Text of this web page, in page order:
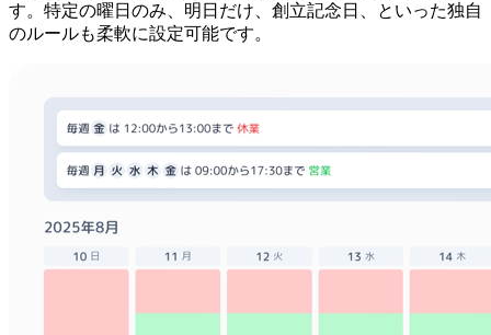
す。特定の曜日のみ、明日だけ、創立記念日、といった独自
のルールも柔軟に設定可能です。